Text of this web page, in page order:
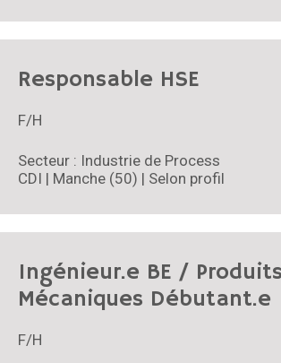
Responsable HSE
F/H
Secteur : Industrie de Process
CDI | Manche (50) | Selon profil
Ingénieur.e BE / Produits
Mécaniques Débutant.e
F/H